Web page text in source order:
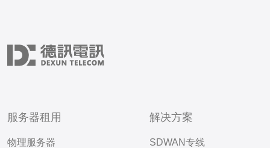
服务器租用
物理服务器
解决方案
SDWAN专线